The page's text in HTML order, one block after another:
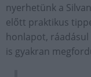
nyerhetünk a
előtt praktikus
honlapot,
is gyakran